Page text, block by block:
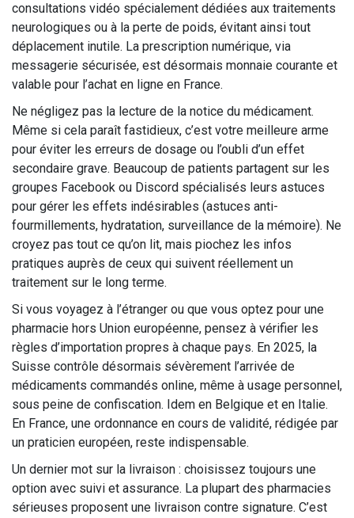
consultations vidéo spécialement dédiées aux traitements
neurologiques ou à la perte de poids, évitant ainsi tout
déplacement inutile. La prescription numérique, via
messagerie sécurisée, est désormais monnaie courante et
valable pour l’achat en ligne en France.
Ne négligez pas la lecture de la notice du médicament.
Même si cela paraît fastidieux, c’est votre meilleure arme
pour éviter les erreurs de dosage ou l’oubli d’un effet
secondaire grave. Beaucoup de patients partagent sur les
groupes Facebook ou Discord spécialisés leurs astuces
pour gérer les effets indésirables (astuces anti-
fourmillements, hydratation, surveillance de la mémoire). Ne
croyez pas tout ce qu’on lit, mais piochez les infos
pratiques auprès de ceux qui suivent réellement un
traitement sur le long terme.
Si vous voyagez à l’étranger ou que vous optez pour une
pharmacie hors Union européenne, pensez à vérifier les
règles d’importation propres à chaque pays. En 2025, la
Suisse contrôle désormais sévèrement l’arrivée de
médicaments commandés online, même à usage personnel,
sous peine de confiscation. Idem en Belgique et en Italie.
En France, une ordonnance en cours de validité, rédigée par
un praticien européen, reste indispensable.
Un dernier mot sur la livraison : choisissez toujours une
option avec suivi et assurance. La plupart des pharmacies
sérieuses proposent une livraison contre signature. C’est